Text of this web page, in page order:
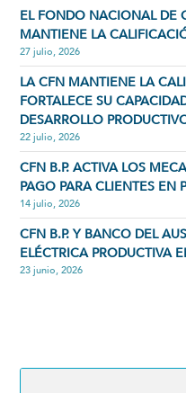
EL FONDO NACIONAL DE
MANTIENE LA
27 julio, 2026
LA CFN MANTIENE LA
FORTALECE SU
DESARROLLO
22 julio, 2026
CFN B.P. ACTIVA LOS
PAGO PARA CLIENTES EN
14 julio, 2026
CFN B.P. Y BANCO DEL
ELÉCTRICA PRODUCTIVA
23 junio, 2026